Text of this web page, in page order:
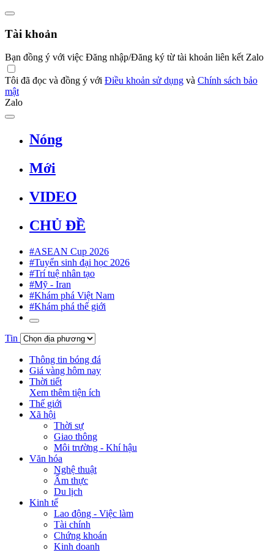
Tài khoản
Bạn đồng ý với việc Đăng nhập/Đăng ký từ tài khoản liên kết Zalo
Tôi đã đọc và đồng ý với Điều khoản sử dụng và Chính sách bảo
mật
Zalo
Nóng
Mới
VIDEO
CHỦ ĐỀ
#ASEAN Cup 2026
#Tuyển sinh đại học 2026
#Trí tuệ nhân tạo
#Mỹ - Iran
#Khám phá Việt Nam
#Khám phá thế giới
Tin
Thông tin bóng đá
Giá vàng hôm nay
Thời tiết
Xem thêm tiện ích
Thế giới
Xã hội
Thời sự
Giao thông
Môi trường - Khí hậu
Văn hóa
Nghệ thuật
Ẩm thực
Du lịch
Kinh tế
Lao động - Việc làm
Tài chính
Chứng khoán
Kinh doanh